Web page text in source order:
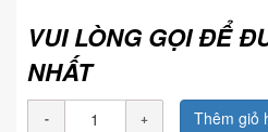
VUI LÒNG GỌI ĐỂ
NHẤT
Thêm giỏ